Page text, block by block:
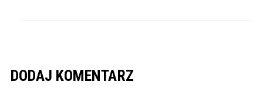
DODAJ KOMENTARZ